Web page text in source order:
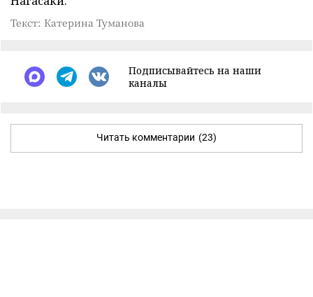
Текст: Катерина Туманова
Подписывайтесь на наши
каналы
Читать комментарии (23)